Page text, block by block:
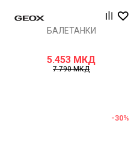
БАЛЕТАНКИ
5.453 МКД
7.790МКД
-30%